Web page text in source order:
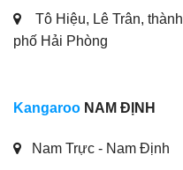
Tô Hiệu, Lê Trân, thành
phố Hải Phòng
Kangaroo NAM ĐỊNH
Nam Trực - Nam Định